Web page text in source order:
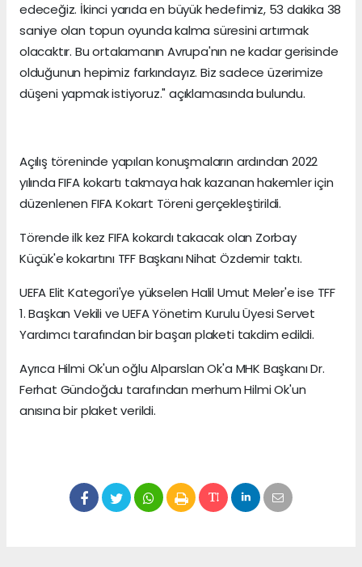
edeceğiz. İkinci yarıda en büyük hedefimiz, 53 dakika 38
saniye olan topun oyunda kalma süresini artırmak
olacaktır. Bu ortalamanın Avrupa'nın ne kadar gerisinde
olduğunun hepimiz farkındayız. Biz sadece üzerimize
düşeni yapmak istiyoruz." açıklamasında bulundu.
Açılış töreninde yapılan konuşmaların ardından 2022
yılında FIFA kokartı takmaya hak kazanan hakemler için
düzenlenen FIFA Kokart Töreni gerçekleştirildi.
Törende ilk kez FIFA kokardı takacak olan Zorbay
Küçük'e kokartını TFF Başkanı Nihat Özdemir taktı.
UEFA Elit Kategori'ye yükselen Halil Umut Meler'e ise TFF
1. Başkan Vekili ve UEFA Yönetim Kurulu Üyesi Servet
Yardımcı tarafından bir başarı plaketi takdim edildi.
Ayrıca Hilmi Ok'un oğlu Alparslan Ok'a MHK Başkanı Dr.
Ferhat Gündoğdu tarafından merhum Hilmi Ok'un
anısına bir plaket verildi.